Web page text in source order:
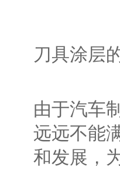
刀具涂层
由于汽车
远远不能
和发展，